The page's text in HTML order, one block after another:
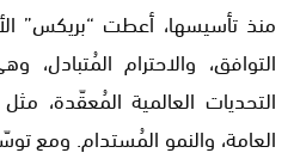
منذ تأسيسها، أعطت “بريكس”
التوافق، والاحترام
التحديات العالمية المُعقّدة،
العامة، والنمو المُستدام. ومع